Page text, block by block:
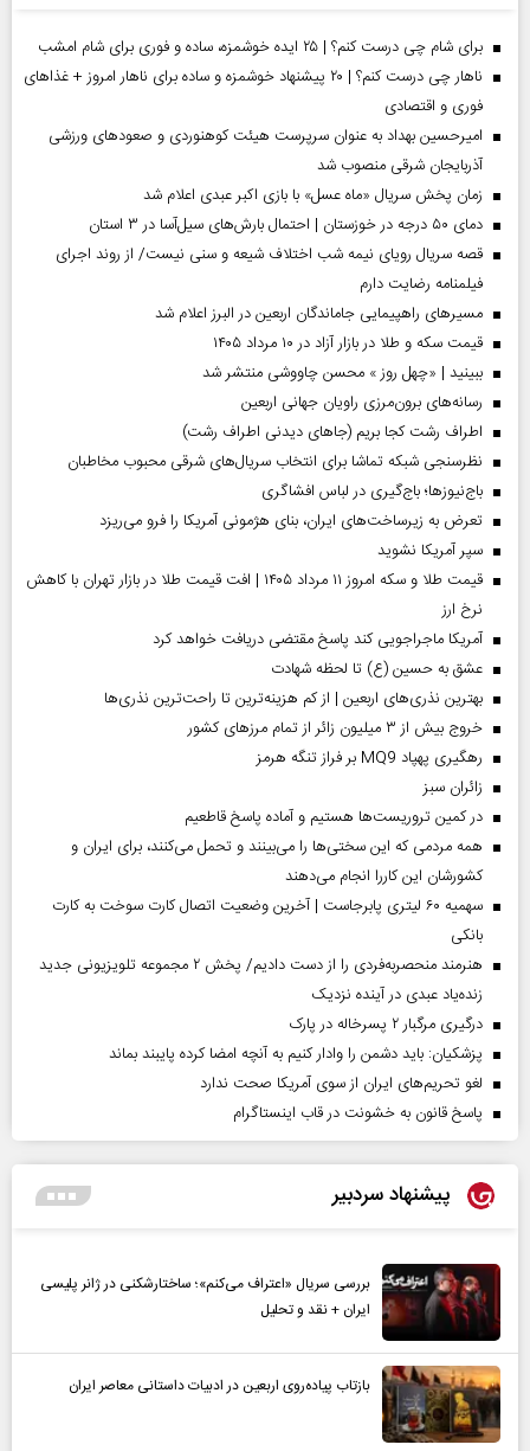
برای شام چی درست کنم؟ | ۲۵ ایده خوشمزه، ساده و فوری برای شام امشب
ناهار چی درست کنم؟ | ۲۰ پیشنهاد خوشمزه و ساده برای ناهار امروز + غذاهای
فوری و اقتصادی
امیرحسین بهداد به عنوان سرپرست هیئت کوهنوردی و صعودهای ورزشی
آذربایجان شرقی منصوب شد
زمان پخش سریال «ماه عسل» با بازی اکبر عبدی اعلام شد
دمای ۵۰ درجه در خوزستان | احتمال بارش‌های سیل‌آسا در ۳ استان
قصه سریال رویای نیمه شب اختلاف شیعه و سنی نیست/ از روند اجرای
فیلمنامه رضایت دارم
مسیر‌های راهپیمایی جاماندگان اربعین در البرز اعلام شد
قیمت سکه و طلا در بازار آزاد در ۱۰ مرداد ۱۴۰۵
ببینید | «چهل روز » محسن چاووشی منتشر شد
رسانه‌های برون‌مرزی راویان جهانی اربعین
اطراف رشت کجا بریم (جاهای دیدنی اطراف رشت)
نظرسنجی شبکه تماشا برای انتخاب سریال‌های شرقی محبوب مخاطبان
باج‌نیوزها؛ باج‌گیری در لباس افشاگری
تعرض به زیرساخت‌های ایران، بنای هژمونی آمریکا را فرو می‌ریزد
سپر آمریکا نشوید
قیمت طلا و سکه امروز ۱۱ مرداد ۱۴۰۵ | افت قیمت طلا در بازار تهران با کاهش
نرخ ارز
آمریکا ماجراجویی کند پاسخ مقتضی دریافت خواهد کرد
عشق به حسین (ع) تا لحظه شهادت
بهترین نذری‌های اربعین | از کم هزینه‌ترین تا راحت‌ترین نذری‌ها
خروج بیش از ۳ میلیون زائر از تمام مرز‌های کشور
رهگیری پهپاد MQ9 بر فراز تنگه هرمز
‌زائران سبز
در کمین تروریست‌ها هستیم و آماده پاسخ قاطعیم
همه مردمی که این سختی‌ها را می‌بینند و تحمل می‌کنند، برای ایران و
کشورشان این کاررا انجام می‌دهند
سهمیه ۶۰ لیتری پابرجاست | آخرین وضعیت اتصال کارت سوخت به کارت
بانکی
هنرمند منحصر‌به‌فردی را از دست دادیم/ پخش ۲ مجموعه تلویزیونی جدید
زنده‌یاد عبدی در آینده نزدیک
درگیری مرگبار ۲ پسرخاله در پارک
پزشکیان: باید دشمن را وادار کنیم به آنچه امضا کرده پایبند بماند
لغو تحریم‌های ایران از سوی آمریکا صحت ندارد
پاسخ قانون به خشونت در قاب اینستاگرام
پیشنهاد سردبیر
بررسی سریال «اعتراف می‌کنم»؛ ساختارشکنی در ژانر پلیسی
ایران + نقد و تحلیل
بازتاب پیاده‌روی اربعین در ادبیات داستانی معاصر ایران